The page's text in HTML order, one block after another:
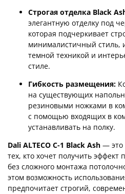
Строгая отделка Black
элегантную отделку под
которая подчеркивает
минималистичный стиль,
темной техникой и
стиле.
Гибкость размещения:
на существующих
резиновыми ножками в
с помощью входящих в
устанавливать на полку.
Dali ALTECO C-1 Black Ash — это
тех, кто хочет получить эффект
без сложного монтажа
этом возможность
предпочитает строгий,